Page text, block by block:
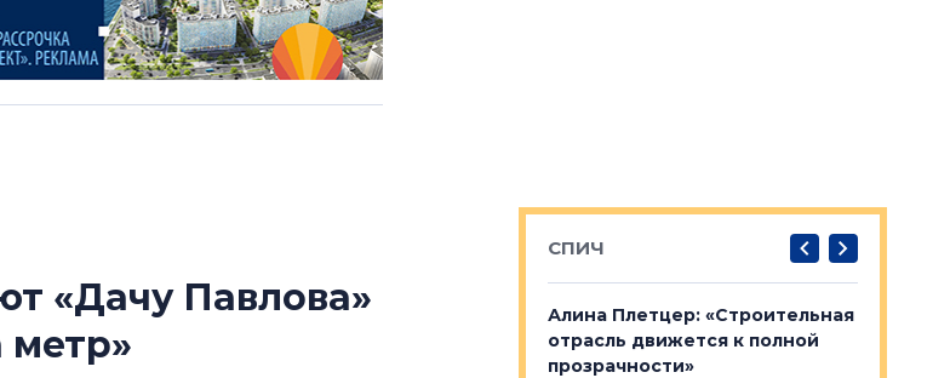
«Дачу Павлова»
метр»
СПИЧ
Роман Корнышев: «Поводом
Алина Плетцер: «Строительная
отрасль движется к полной
прозрачности»